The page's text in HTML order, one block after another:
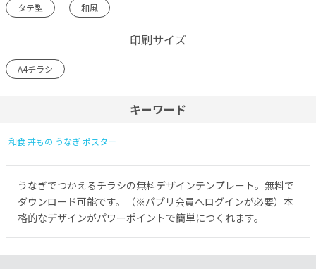
タテ型 和風
印刷サイズ
A4チラシ
キーワード
和食丼もの うなぎポスター
うなぎでつかえるチラシの無料デザインテンプレート。無料で
ダウンロード可能です。（※パプリ会員へログインが必要）本
格的なデザインがパワーポイントで簡単につくれます。